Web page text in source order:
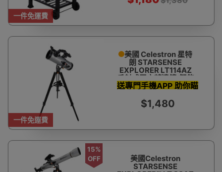
一件免運費
一件免運費
美國 Celestron 星特
朗 STARSENSE
EXPLORER LT114AZ
反射式天文望遠鏡(智能
手機輔助尋星)
送專門手機APP 助你瞄
準星體 教你搵星星
$1,480
15%
OFF
美國Celestron
STARSENSE